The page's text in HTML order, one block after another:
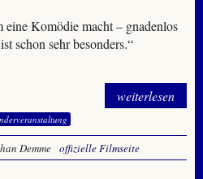
eine Komödie macht – gnadenlos
schon sehr besonders.“
weiterlesen
Demme offizielle Filmseite